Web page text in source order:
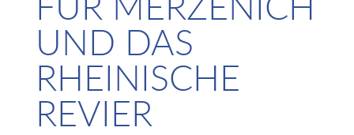
UND DAS
RHEINISCHE
REVIER